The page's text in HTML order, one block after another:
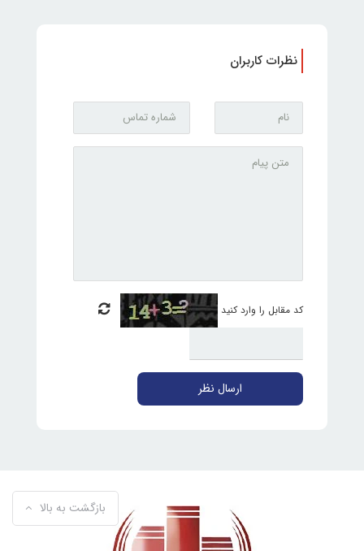
نظرات کاربران
کد مقابل را وارد کنید
ارسال نظر
بازگشت به بالا